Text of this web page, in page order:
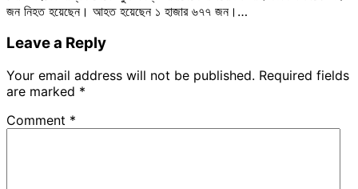
জন নিহত হয়েছেন। আহত হয়েছেন ১ হাজার ৬৭৭ জন।…
Leave a Reply
Your email address will not be published. Required fields
are marked *
Comment *